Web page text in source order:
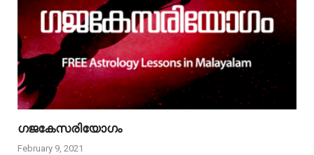
ഗജകേസരിയോഗം
February 9, 2021